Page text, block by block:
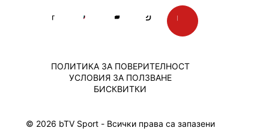
© 2026 bTV Sport - Всички права са запазени
ПОЛИТИКА ЗА ПОВЕРИТЕЛНОСТ
УСЛОВИЯ ЗА ПОЛЗВАНЕ
БИСКВИТКИ